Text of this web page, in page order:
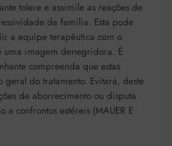
tolere e assimile as reações de
da família. Esta pode
a equipe terapêutica com o
uma imagem denegridora. É
compreenda que estas
geral do tratamento. Evitará, deste
de aborrecimento ou disputa
a confrontos estéreis (MAUER E